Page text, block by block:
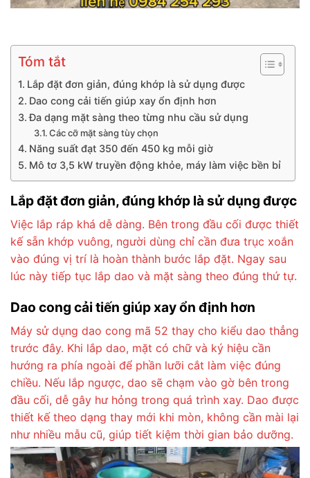
Tóm tắt
Lắp đặt đơn giản, đúng khớp là sử dụng được
Dao cong cải tiến giúp xay ổn định hơn
Đa dạng mặt sàng theo từng nhu cầu sử dụng
Các cỡ mặt sàng tùy chọn
Năng suất đạt 350 đến 450 kg mỗi giờ
Mô tơ 3,5 kW truyền động khỏe, máy làm việc bền bỉ
Lắp đặt đơn giản, đúng khớp là sử dụng được
Việc lắp ráp khá dễ dàng. Bên trong đầu cối được thiết
kế sẵn khớp vuông, người dùng chỉ cần đưa trục xoắn
vào đúng vị trí là hoàn thành bước lắp đặt. Ngay sau
lúc này tiếp tục lắp dao và mặt sàng theo đúng thứ tự.
Dao cong cải tiến giúp xay ổn định hơn
Máy sử dụng dao cong mã 52 thay cho kiểu dao thẳng
trước đây. Khi lắp dao, mặt có chữ và ký hiệu cần
hướng ra phía ngoài để phần lưỡi cắt làm việc đúng
chiều. Nếu lắp ngược, dao sẽ chạm vào gờ bên trong
đầu cối, dễ gây hư hỏng trong quá trình xay. Dao được
thiết kế theo dạng thay mới khi mòn, không cần mài lại
như nhiều mẫu cũ, giúp tiết kiệm thời gian bảo dưỡng.